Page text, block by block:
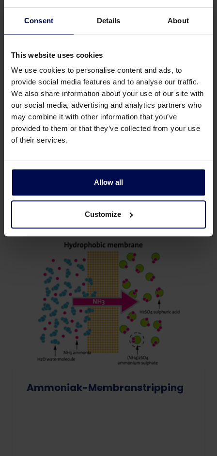
Consent Details About
This website uses cookies
We use cookies to personalise content and ads, to
provide social media features and to analyse our traffic.
We also share information about your use of our site with
our social media, advertising and analytics partners who
may combine it with other information that you’ve
provided to them or that they’ve collected from your use
of their services.
Allow all
Customize
Forward Osmosis process
Ammoniak-Membranstripping